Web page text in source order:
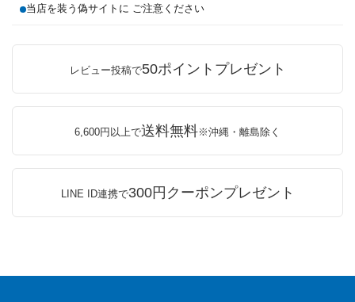
当店を装う偽サイトに ご注意ください
レビュー投稿で50ポイントプレゼント
6,600円以上で送料無料※沖縄・離島除く
LINE ID連携で300円クーポンプレゼント